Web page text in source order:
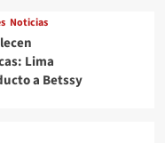
Noticias
Lima
a Betssy